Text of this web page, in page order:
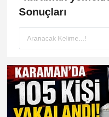
Sonuçları